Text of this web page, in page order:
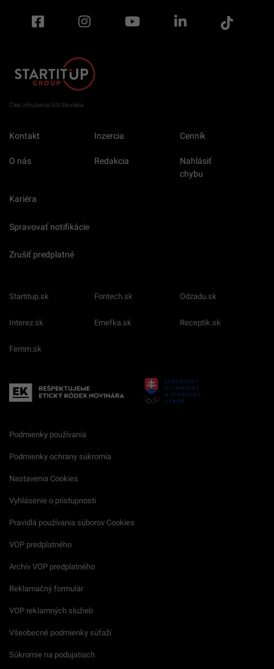
Člen združenia IAB Slovakia
Kontakt Inzercia Cenník
O nás Redakcia
Nahlásiť
chybu
Kariéra
Spravovať notifikácie
Zrušiť predplatné
Startitup.sk Fontech.sk Odzadu.sk
Interez.sk Emefka.sk Receptik.sk
Femm.sk
Podmienky používania
Podmienky ochrany súkromia
Nastavenia Cookies
Vyhlásenie o prístupnosti
Pravidlá používania súborov Cookies
VOP predplatného
Archív VOP predplatného
Reklamačný formulár
VOP reklamných služieb
Všeobecné podmienky súťaží
Súkromie na podujatiach